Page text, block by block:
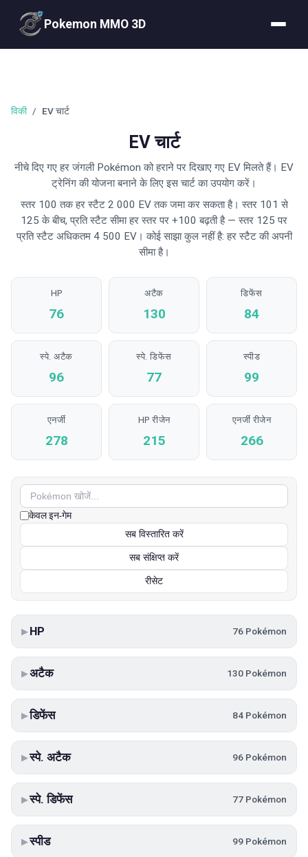
Pokemon MMO 3D
विकी / EV चार्ट
EV चार्ट
नीचे दिए गए हर जंगली Pokémon को हराने पर दिखाए गए EV मिलते हैं। EV
ट्रेनिंग की योजना बनाने के लिए इस चार्ट का उपयोग करें।
स्तर 100 तक हर स्टैट 2 000 EV तक जमा कर सकता है। स्तर 101 से
125 के बीच, प्रति स्टैट सीमा हर स्तर पर +100 बढ़ती है — स्तर 125 पर
प्रति स्टैट अधिकतम 4 500 EV। कोई साझा कुल नहीं है: हर स्टैट की अपनी
सीमा है।
HP
76
अटैक
130
डिफेंस
84
स्पे. अटैक
96
स्पे. डिफेंस
77
स्पीड
99
एनर्जी
278
HP रीजेन
215
एनर्जी रीजेन
266
केवल इन-गेम
सब विस्तारित करें
सब संक्षिप्त करें
रीसेट
▶ HP 76 Pokémon
▶अटैक 130 Pokémon
▶डिफेंस 84 Pokémon
▶स्पे. अटैक 96 Pokémon
▶स्पे. डिफेंस 77 Pokémon
▶स्पीड 99 Pokémon